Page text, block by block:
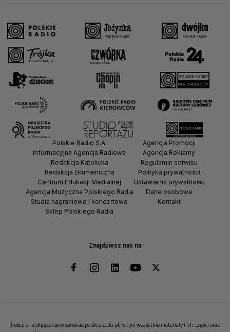
Znajdziesz nas na
Polskie Radio S.A.
Informacyjna Agencja Radiowa
Redakcja Katolicka
Redakcja Ekumeniczna
Centrum Edukacji Medialnej
Agencja Muzyczna Polskiego Radia
Studia nagraniowe i koncertowe
Sklep Polskiego Radia
Agencja Promocji
Agencja Reklamy
Regulamin serwisu
Polityka prywatności
Ustawienia prywatności
Dane osobowe
Kontakt
Treści, znajdujące się w serwisie polskieradio.pl, w tym wszystkie materiały i ich części oraz